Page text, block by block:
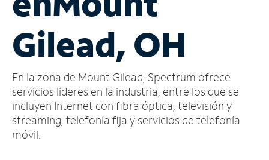
cuenta
Encuentra
tienda
Gilead, OH
En la zona de Mount Gilead, Spectrum ofrece
servicios líderes en la industria, entre los que se
incluyen Internet con fibra óptica, televisión y
streaming, telefonía fija y servicios de telefonía
móvil.